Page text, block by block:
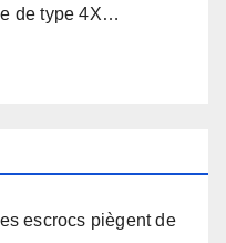
de type 4X…
escrocs piègent de